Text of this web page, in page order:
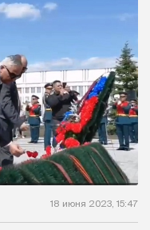
18 июня 2023, 15:47